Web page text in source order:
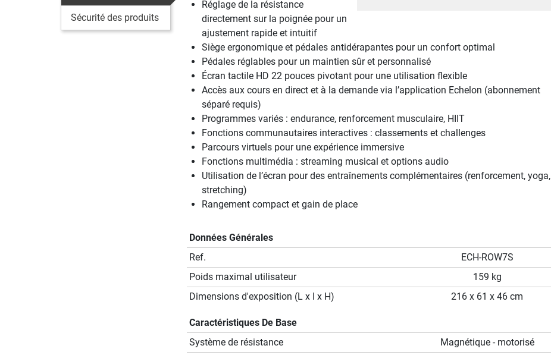
Sécurité des produits
Réglage de la résistance
directement sur la poignée pour un
ajustement rapide et intuitif
Siège ergonomique et pédales antidérapantes pour un confort optimal
Pédales réglables pour un maintien sûr et personnalisé
Écran tactile HD 22 pouces pivotant pour une utilisation flexible
Accès aux cours en direct et à la demande via l’application Echelon (abonnement
séparé requis)
Programmes variés : endurance, renforcement musculaire, HIIT
Fonctions communautaires interactives : classements et challenges
Parcours virtuels pour une expérience immersive
Fonctions multimédia : streaming musical et options audio
Utilisation de l’écran pour des entraînements complémentaires (renforcement, yoga,
stretching)
Rangement compact et gain de place
Données Générales
Ref.
ECH-ROW7S
Poids maximal utilisateur
159 kg
Dimensions d'exposition (L x I x H)
216 x 61 x 46 cm
Caractéristiques De Base
Système de résistance
Magnétique - motorisé